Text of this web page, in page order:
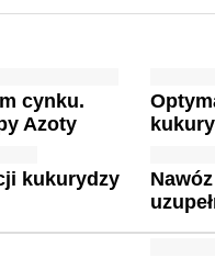
cynku.
Azoty
kukurydzy